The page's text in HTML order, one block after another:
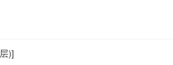
任何手续及支付任何费用，也无法提供可能存在的协
)]